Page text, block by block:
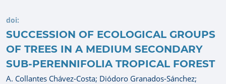
doi:
SUCCESSION OF ECOLOGICAL GROUPS
OF TREES IN A MEDIUM SECONDARY
SUB-PERENNIFOLIA TROPICAL FOREST
A. Collantes Chávez-Costa; Diódoro Granados-Sánchez;